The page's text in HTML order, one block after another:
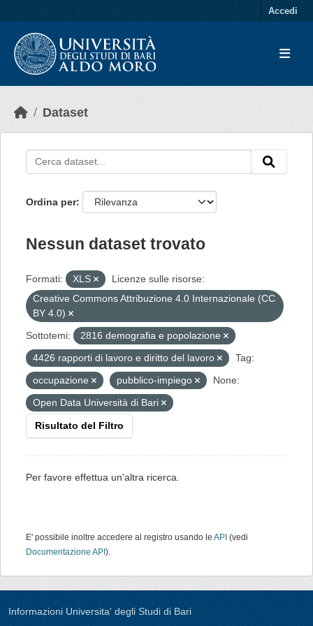
Accedi
Dataset
Ordina per
Nessun dataset trovato
Formati: XLS
Licenze sulle risorse:
Creative Commons Attribuzione 4.0 Internazionale (CC
BY 4.0)
Sottotemi:
2816 demografia e popolazione
4426 rapporti di lavoro e diritto del lavoro
Tag:
occupazione
pubblico-impiego
None:
Open Data Università di Bari
Risultato del Filtro
Per favore effettua un'altra ricerca.
E' possibile inoltre accedere al registro usando le API (vedi
Documentazione API ).
Informazioni Universita' degli Studi di Bari